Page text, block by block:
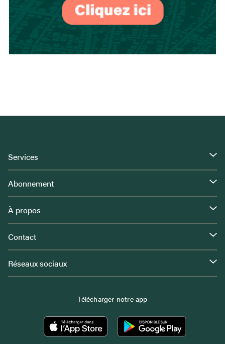
Services
Abonnement
À propos
Contact
Réseaux sociaux
Télécharger notre app